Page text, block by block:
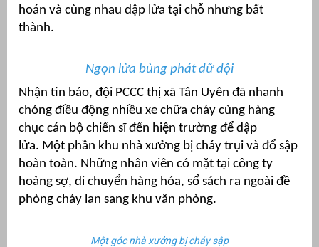
hoán và cùng nhau dập lửa tại chỗ nhưng bất
thành.
Ngọn lửa bùng phát dữ dội
Nhận tin báo, đội PCCC thị xã Tân Uyên đã nhanh
chóng điều động nhiều xe chữa cháy cùng hàng
chục cán bộ chiến sĩ đến hiện trường để dập
lửa. Một phần khu nhà xưởng bị cháy trụi và đổ sập
hoàn toàn. Những nhân viên có mặt tại công ty
hoảng sợ, di chuyển hàng hóa, sổ sách ra ngoài đề
phòng cháy lan sang khu văn phòng.
Một góc nhà xưởng bị cháy sập